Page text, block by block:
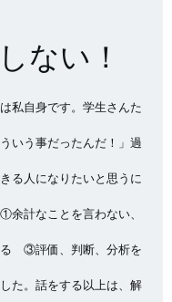
ない！
私自身です。学生さんた
いう事だったんだ！」過
る人になりたいと思うに
計なことを言わない、
る ③評価、判断、分析を
た。話をする以上は、解